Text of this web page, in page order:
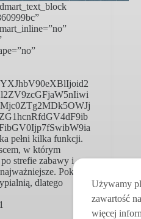
pełni kilka funkcji.
w którym
strefie zabawy i
Pokój
dlatego
Używamy
zawartość
więcej